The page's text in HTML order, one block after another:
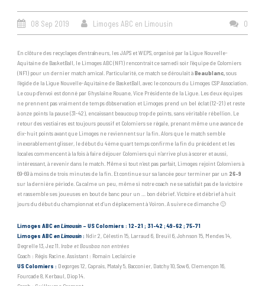
08 Sep 2019 Limoges ABC en Limousin 0
En clôture des recyclages d’entraîneurs, les JAPS et WEPS, organisé par la Ligue Nouvelle-
Aquitaine de BasketBall, le Limoges ABC (NF1) rencontrait ce samedi soir l’équipe de Colomiers
(NF1) pour un dernier match amical. Particularité, ce match se déroulait àBeaublanc, sous
l’égide de la Ligue Nouvelle-Aquitaine de BasketBall, avec le concours du Limoges CSP Association.
Le coup d’envoi est donné par Ghyslaine Rouane, Vice Présidente de la Ligue. Les deux équipes
ne prennent pas vraiment de temps d’observation et Limoges prend un bel éclat (12-21) et reste
à onze points la pause (31-42), encaissant beaucoup trop de points, sans véritable rébellion. Le
retour des vestiaires est toujours poussif et Colomiers se régale, prenant même une avance de
dix-huit points avant que Limoges ne reviennent sur la fin. Alors que le match semble
inexorablement glisser, le début du 4ème quart temps confirme la fin du précédent et les
locales commencent à la fois à faire déjouer Colomiers qui n’arrive plus à scorer et aussi,
intéressant, à revenir dans le match. Même si tout n’est pas parfait, Limoges rejoint Colomiers à
69-69 à moins de trois minutes de la fin. Et continue sur sa lancée pour terminer par un 26-9
sur la dernière période. Ca calme un peu, même si notre coach ne se satisfait pas de la victoire
et rassemble ses joueuses en bout de banc pour un … bon débrief. Victoire et débrief à huit
jours du début du championnat et d’un déplacement à Voiron. A suivre ce dimanche 🙂
Limoges ABCen Limousin – US Colomiers : 12-21 ; 31-42 ; 49-62 ; 75-71
Limoges ABCen Limousin: Ndir 2, Célestin 15, Larraud 6, Breuil 6, Johnson 15, Mendes 14,
Degrelle 13, Jez 11. Irabe et Bousbaa non entrées
Coach : Régis Racine. Assistant : Romain Leclaircie
US Colomiers : Degorges 12, Caprais, Mataly 5, Bacconier, Datchy 10, Sow 6, Clemençon 16,
Fourcade 8, Kerbaul, Diop 14.